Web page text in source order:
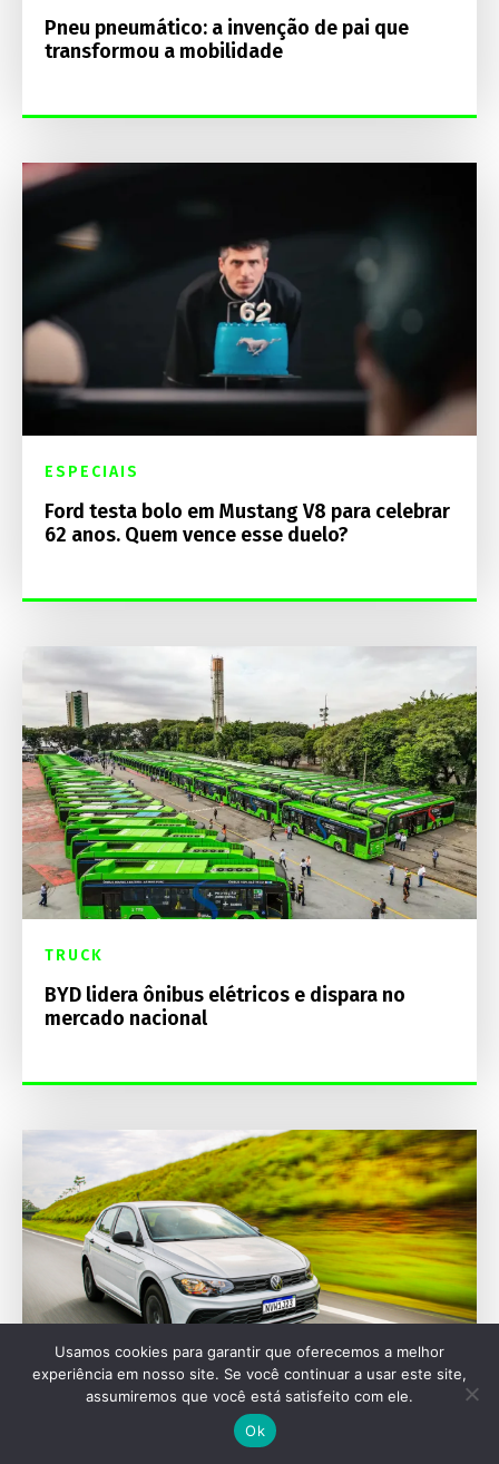
Pneu pneumático: a invenção de pai que
transformou a mobilidade
ESPECIAIS
Ford testa bolo em Mustang V8 para celebrar
62 anos. Quem vence esse duelo?
TRUCK
BYD lidera ônibus elétricos e dispara no
mercado nacional
Usamos cookies para garantir que oferecemos a melhor
experiência em nosso site. Se você continuar a usar este site,
assumiremos que você está satisfeito com ele.
Ok